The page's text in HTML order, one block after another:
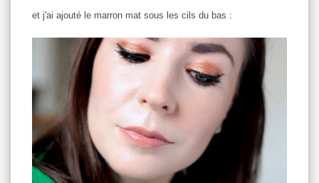
et j'ai ajouté le marron mat sous les cils du bas :